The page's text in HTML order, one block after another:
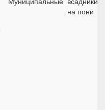
на пони